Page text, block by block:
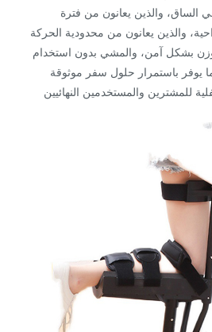
الساق، والذين يعانون من فترة
والذين يعانون من محدودية الحركة
بشكل آمن، والمشي بدون استخدام
يوفر باستمرار حلول سفر موثوقة
للمشترين والمستخدمين النهائيين